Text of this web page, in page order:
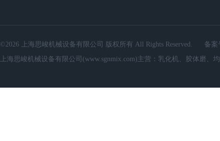
©2026 上海思峻机械设备有限公司 版权所有 All Rights Reserved.
备案
上海思峻机械设备有限公司(www.sgnmix.com)主营：乳化机、胶体磨